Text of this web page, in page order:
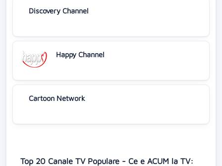
Discovery Channel
Happy Channel
Cartoon Network
Top 20 Canale TV Populare - Ce e ACUM la TV: